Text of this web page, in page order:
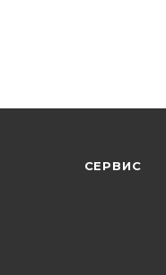
СЕРВИС